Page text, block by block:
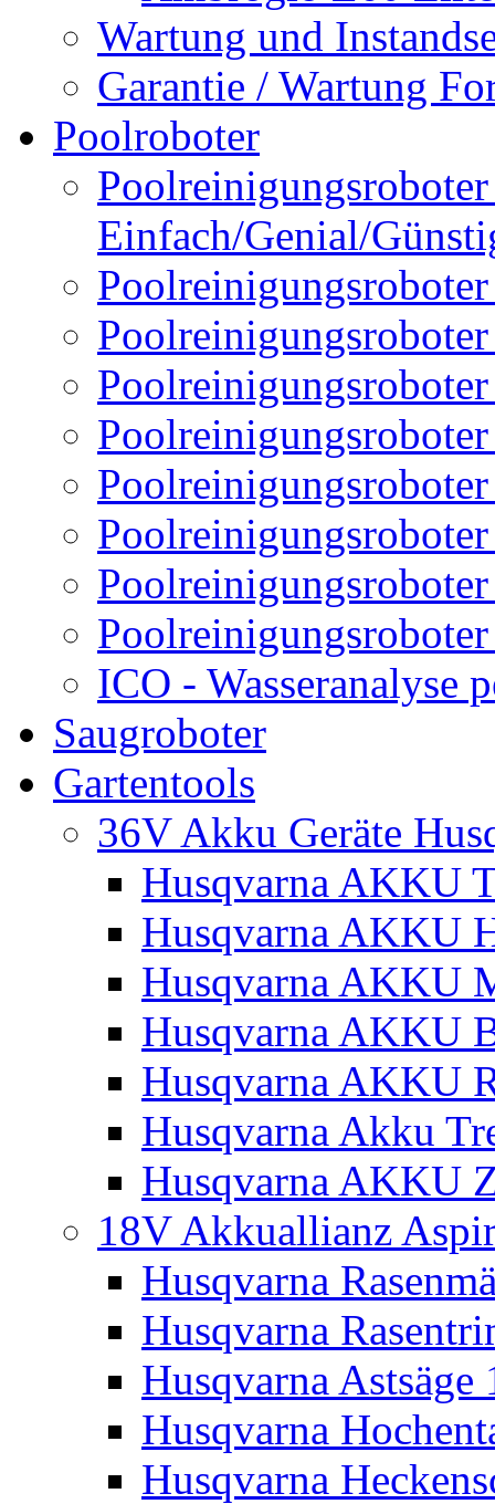
Wartung und
Garantie / Wartung
Poolroboter
Einfach/Genial/
ICO - Wasseranalyse
Saugroboter
Gartentools
36V Akku Geräte
Husqvarna AKKU
Husqvarna AKKU
Husqvarna AKKU
Husqvarna AKKU
Husqvarna AKKU
Husqvarna Akku
Husqvarna AKKU
18V Akkuallianz
Husqvarna
Husqvarna
Husqvarna
Husqvarna
Husqvarna